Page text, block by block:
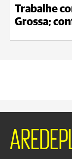
Trabalhe
Grossa;